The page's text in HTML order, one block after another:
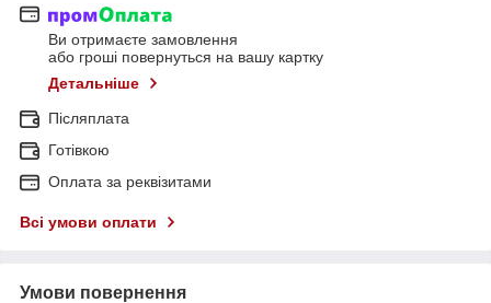
Ви отримаєте замовлення
або гроші повернуться на вашу картку
Детальніше
Післяплата
Готівкою
Оплата за реквізитами
Всі умови оплати
Умови повернення